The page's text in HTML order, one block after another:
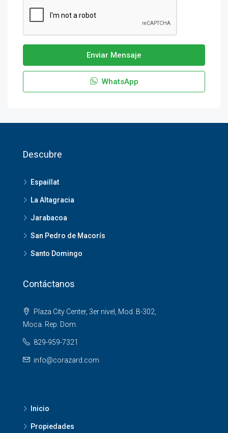
Enviar Mensaje
WhatsApp
Descubre
Espaillat
La Altagracia
Jarabacoa
San Pedro de Macorís
Santo Domingo
Contáctanos
Plaza City Center, 3er nivel, Mod. B-302,
Moca. Rep. Dom.
829-959-7321
info@corazard.com
Inicio
Propiedades